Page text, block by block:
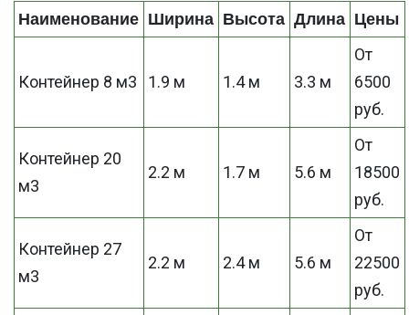
Наименование Ширина Высота Длина Цены
Контейнер 8 м3 1.9 м 1.4 м 3.3 м
От
6500
руб.
Контейнер 20
м3
2.2 м 1.7 м 5.6 м
От
18500
руб.
Контейнер 27
м3
2.2 м 2.4 м 5.6 м
От
22500
руб.